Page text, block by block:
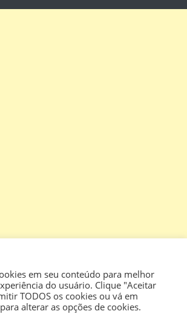
em seu conteúdo para melhor
do usuário. Clique "Aceitar
TODOS os cookies ou vá em
alterar as opções de cookies.